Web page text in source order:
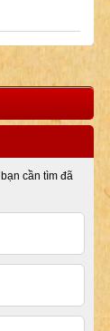
cần tìm đã